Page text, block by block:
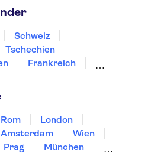
de Mogán
Familia
Loro Park
Schweiz
Tschechien
Frankreich
Rom
London
Amsterdam
Wien
Prag
München